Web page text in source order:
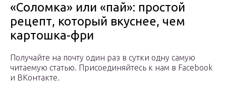
«Соломка» или «пай»: простой
рецепт, который вкуснее, чем
картошка-фри
Получайте на почту один раз в сутки одну самую
читаемую статью. Присоединяйтесь к нам в Facebook
и ВКонтакте.